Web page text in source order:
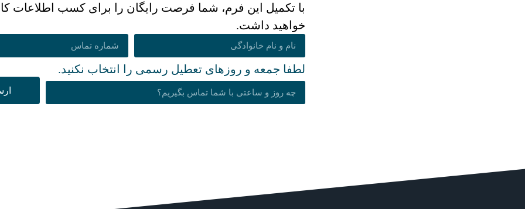
با تکمیل این فرم، شما فرصت رایگان را برای کسب اطلاعات
خواهید داشت.
لطفا جمعه و روزهای تعطیل رسمی را انتخاب نکنید.